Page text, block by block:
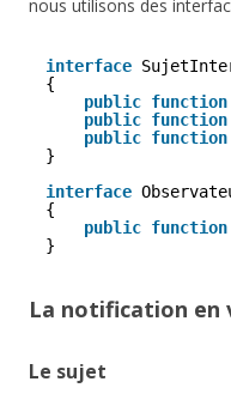
nous utilisons des
interface
{
public function
public function
public function
}
interface
{
public function
}
La notification en
Le sujet